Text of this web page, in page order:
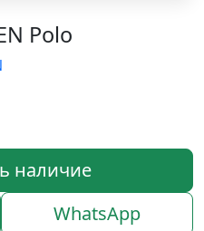
Polo
наличие
WhatsApp